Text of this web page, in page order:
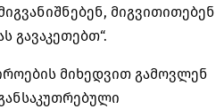
მიგვითითებენ
გავაკეთებთ“.
მიხედვით გამოვლენ